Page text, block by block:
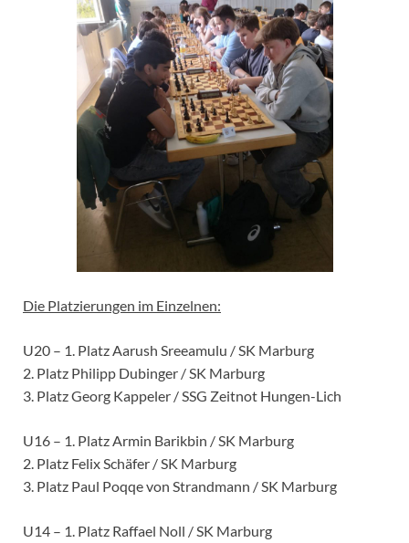
Die Platzierungen im Einzelnen:
U20 – 1. Platz Aarush Sreeamulu / SK Marburg
2. Platz Philipp Dubinger / SK Marburg
3. Platz Georg Kappeler / SSG Zeitnot Hungen-Lich
U16 – 1. Platz Armin Barikbin / SK Marburg
2. Platz Felix Schäfer / SK Marburg
3. Platz Paul Poqqe von Strandmann / SK Marburg
U14 – 1. Platz Raffael Noll / SK Marburg